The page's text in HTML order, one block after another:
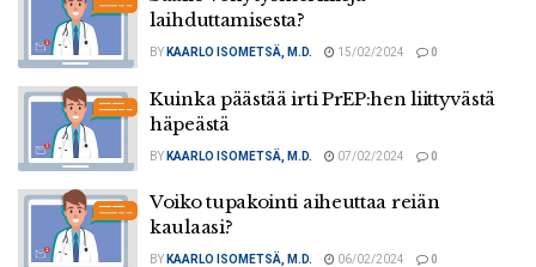
laihduttamisesta?
BY KAARLO ISOMETSÄ, M.D. 15/02/2024 0
Kuinka päästää irti PrEP:hen liittyvästä
häpeästä
BY KAARLO ISOMETSÄ, M.D. 07/02/2024 0
Voiko tupakointi aiheuttaa reiän
kaulaasi?
BY KAARLO ISOMETSÄ, M.D. 06/02/2024 0